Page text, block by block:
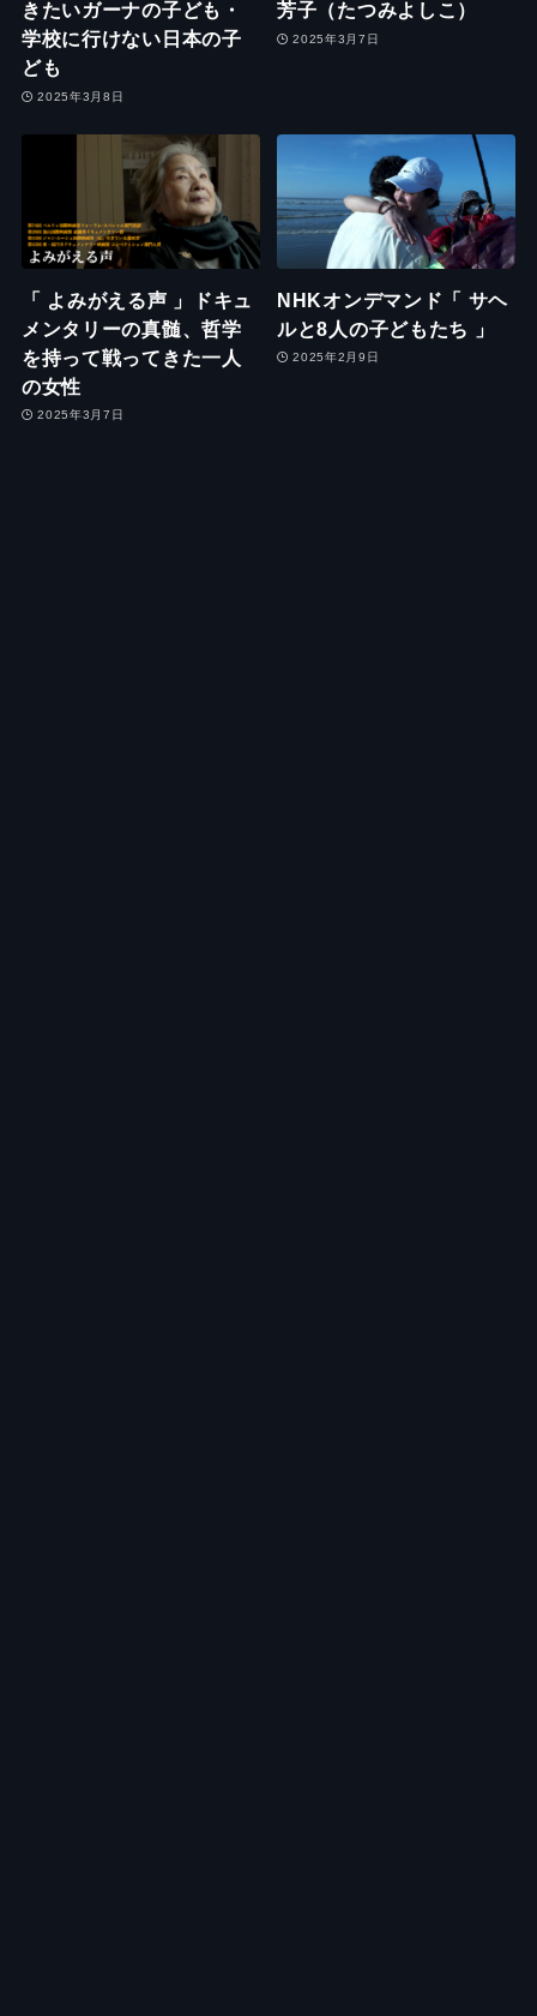
きたいガーナの子ども・
学校に行けない日本の子
ども
2025年3月8日
芳子（たつみよしこ）
2025年3月7日
「 よみがえる声 」ドキュ
メンタリーの真髄、哲学
を持って戦ってきた一人
の女性
2025年3月7日
NHKオンデマンド「 サヘ
ルと8人の子どもたち 」
2025年2月9日